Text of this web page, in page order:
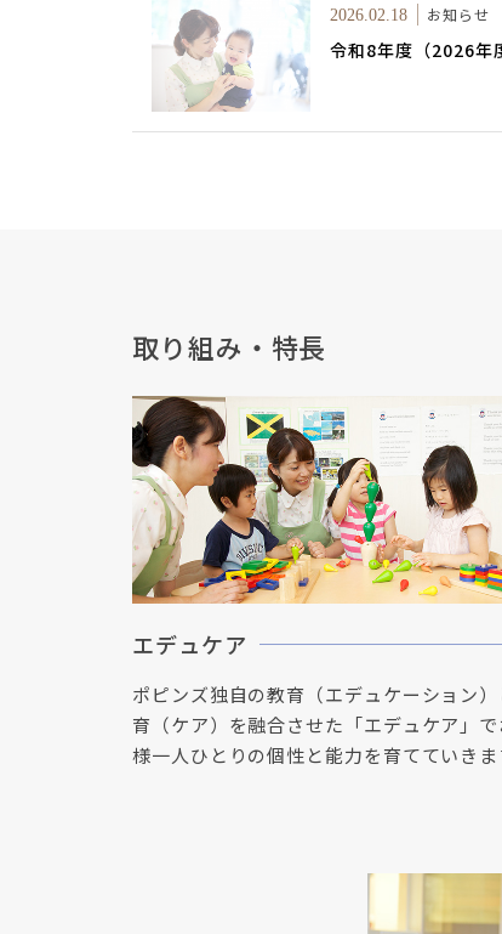
2026.02.18 お知らせ
令和8年度（2026年
取り組み・特長
エデュケア
ポピンズ独自の教育（エデュケーション
育（ケア）を融合させた「エデュケア」
様一人ひとりの個性と能力を育てていきま